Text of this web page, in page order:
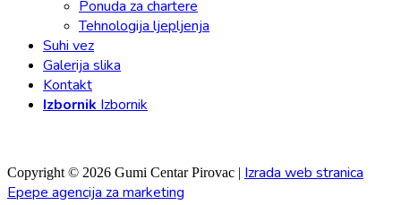
Ponuda za chartere
Tehnologija ljepljenja
Suhi vez
Galerija slika
Kontakt
Izbornik Izbornik
Copyright © 2026 Gumi Centar Pirovac | Izrada web stranica
Epepe agencija za marketing